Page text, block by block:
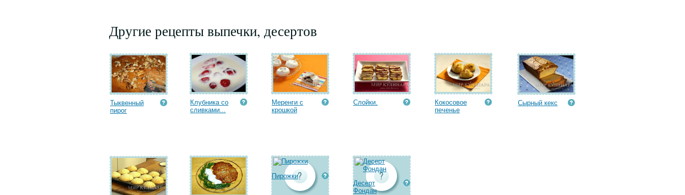
Другие рецепты выпечки, десертов
Тыквенный
пирог
Клубника со
сливками...
Меренги с
крошкой
Слойки.
Кокосовое
печенье
Сырный кекс
Пирожки
Десерт
Фондан